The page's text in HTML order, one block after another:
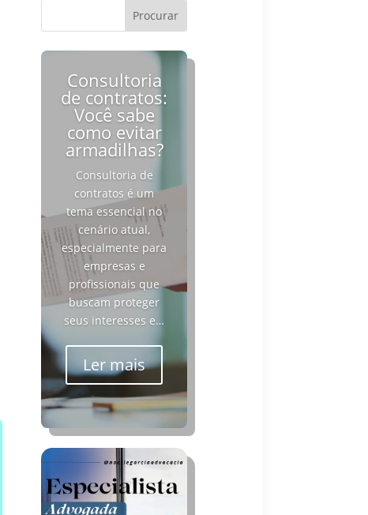
Consultoria
de contratos:
Você sabe
como evitar
armadilhas?
Consultoria de
contratos é um
tema essencial no
cenário atual,
especialmente para
empresas e
profissionais que
buscam proteger
seus interesses e…
Ler mais